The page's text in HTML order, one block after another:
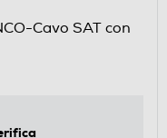
Cavo SAT con